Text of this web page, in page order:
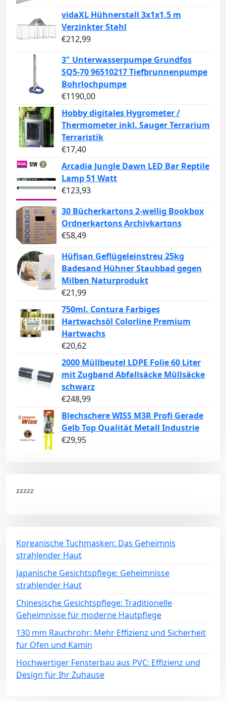
vidaXL Hühnerstall 3x1x1,5 m
Verzinkter Stahl
€212,99
3" Unterwasserpumpe Grundfos
SQ5-70 96510217 Tiefbrunnenpumpe
Bohrlochpumpe
€1190,00
Hobby digitales Hygrometer /
Thermometer inkl. Sauger Terrarium
Terraristik
€17,40
Arcadia Jungle Dawn LED Bar Reptile
Lamp 51 Watt
€123,93
30 Bücherkartons 2-wellig Bookbox
Ordnerkartons Archivkartons
€58,49
Hüfisan Geflügeleinstreu 25kg
Badesand Hühner Staubbad gegen
Milben Naturprodukt
€21,99
750ml. Contura Farbiges
Hartwachsöl Colorline Premium
Hartwachs
€20,62
2000 Müllbeutel LDPE Folie 60 Liter
mit Zugband Abfallsäcke Müllsäcke
schwarz
€248,99
Blechschere WISS M3R Profi Gerade
Gelb Top Qualität Metall Industrie
€29,95
zzzzz
Koreanische Tuchmasken: Das Geheimnis
strahlender Haut
Japanische Gesichtspflege: Geheimnisse
strahlender Haut
Chinesische Gesichtspflege: Traditionelle
Geheimnisse für moderne Hautpflege
130 mm Rauchrohr: Mehr Effizienz und Sicherheit
für Ofen und Kamin
Hochwertiger Fensterbau aus PVC: Effizienz und
Design für Ihr Zuhause